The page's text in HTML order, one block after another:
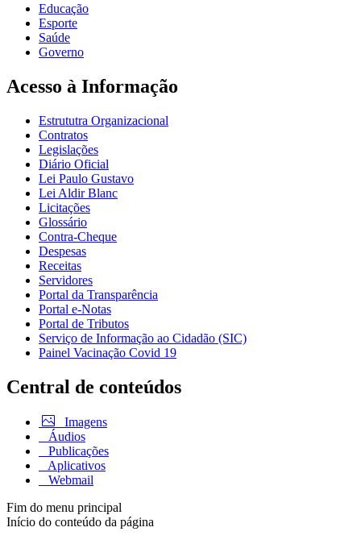
Educação
Esporte
Saúde
Governo
Acesso à Informação
Estrututra Organizacional
Contratos
Legislações
Diário Oficial
Lei Paulo Gustavo
Lei Aldir Blanc
Licitações
Glossário
Contra-Cheque
Despesas
Receitas
Servidores
Portal da Transparência
Portal e-Notas
Portal de Tributos
Serviço de Informação ao Cidadão (SIC)
Painel Vacinação Covid 19
Central de conteúdos
Imagens
Áudios
Publicações
Aplicativos
Webmail
Fim do menu principal
Início do conteúdo da página